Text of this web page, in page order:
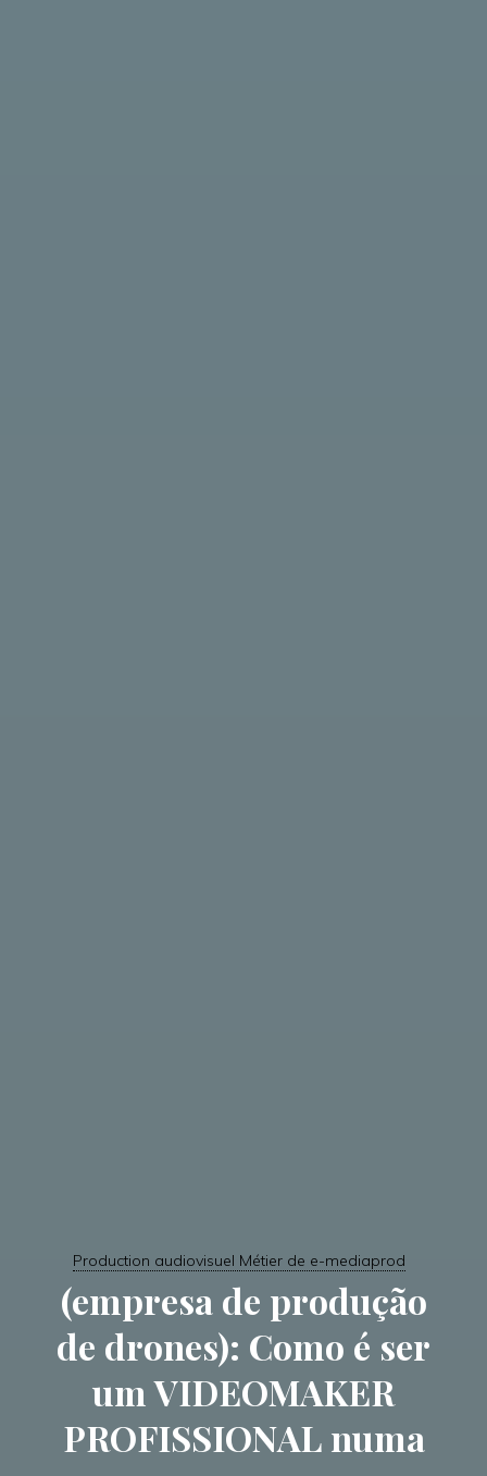
Production audiovisuel Métier de e-mediaprod
(empresa de produção
de drones): Como é ser
um VIDEOMAKER
PROFISSIONAL numa